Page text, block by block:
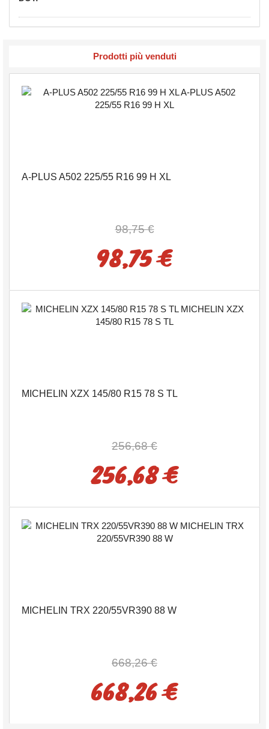
Prodotti più venduti
A-PLUS A502 225/55 R16 99 H XL
98,75 €
98,75 €
MICHELIN XZX 145/80 R15 78 S TL
256,68 €
256,68 €
MICHELIN TRX 220/55VR390 88 W
668,26 €
668,26 €